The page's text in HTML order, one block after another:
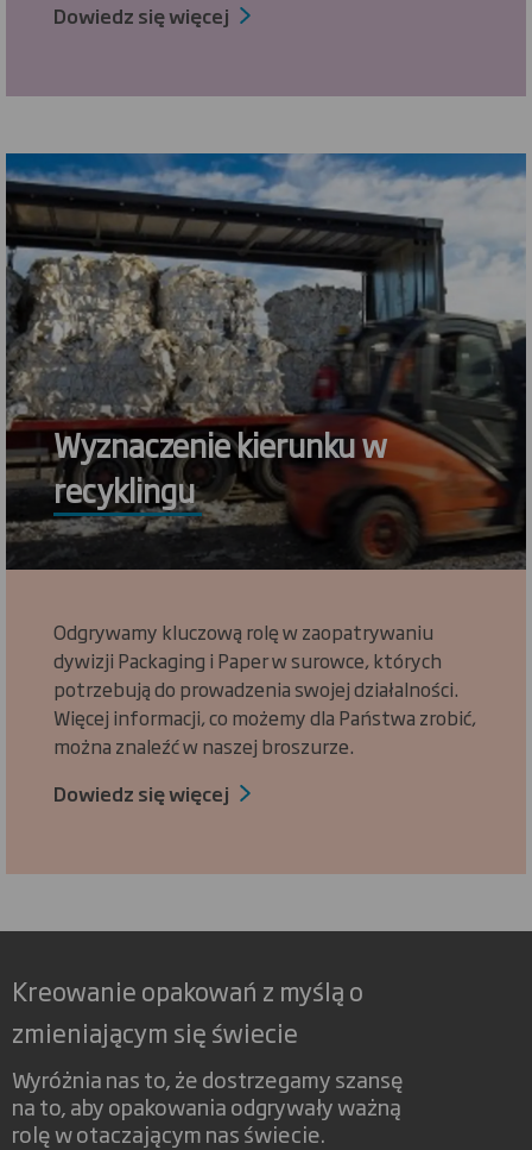
Dowiedz się więcej
Wyznaczenie kierunku w
recyklingu
Odgrywamy kluczową rolę w zaopatrywaniu
dywizji Packaging i Paper w surowce, których
potrzebują do prowadzenia swojej działalności.
Więcej informacji, co możemy dla Państwa zrobić,
można znaleźć w naszej broszurze.
Dowiedz się więcej
Kreowanie opakowań z myślą o
zmieniającym się świecie
Wyróżnia nas to, że dostrzegamy szansę
na to, aby opakowania odgrywały ważną
rolę w otaczającym nas świecie.